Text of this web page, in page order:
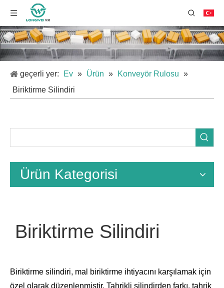
geçerli yer: Ev » Ürün » Konveyör Rulosu »
Biriktirme Silindiri
Ürün Kategorisi
Biriktirme Silindiri
Biriktirme silindiri, mal biriktirme ihtiyacını karşılamak için
özel olarak düzenlenmiştir. Tahrikli silindirden farkı, tahrik